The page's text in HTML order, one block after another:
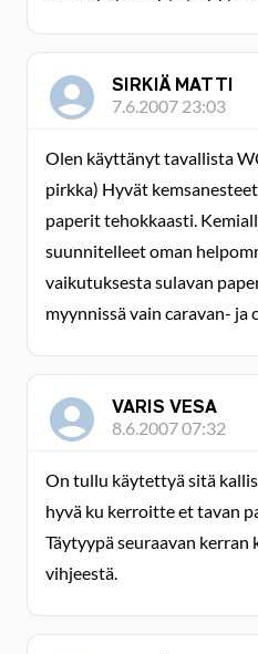
SIRKIÄ MATTI
7.6.2007 23:03
Olen käyttänyt tavallista
pirkka) Hyvät
paperit tehokkaasti.
suunnitelleet oman
vaikutuksesta sulavan
myynnissä vain caravan- ja
VARIS VESA
8.6.2007 07:32
On tullu käytettyä sitä
hyvä ku kerroitte et tavan
Täytyypä seuraavan kerran
vihjeestä.